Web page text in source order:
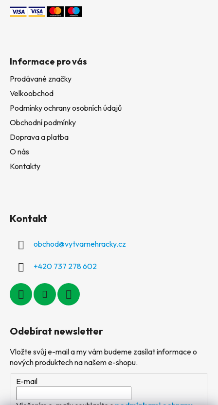
Informace pro vás
Prodávané značky
Velkoobchod
Podmínky ochrany osobních údajů
Obchodní podmínky
Doprava a platba
O nás
Kontakty
Kontakt
obchod@vytvarnehracky.cz
+420 737 278 602
Odebírat newsletter
Vložte svůj e-mail a my vám budeme zasílat informace o
nových produktech na našem e-shopu.
E-mail